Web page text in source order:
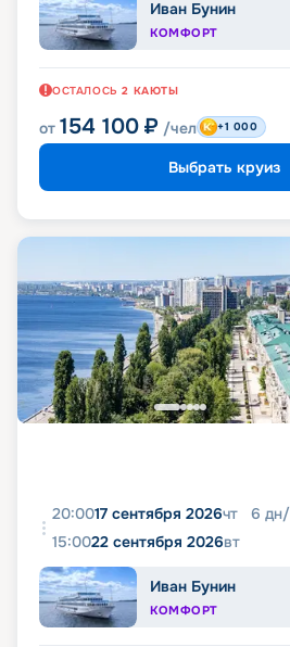
Иван Бунин
КОМФОРТ
ОСТАЛОСЬ 2 КАЮТЫ
от 154 100 ₽ /чел +1 000
Выбрать круиз
20:0017 сентября 2026чт 6 дн/
15:0022 сентября 2026вт
Иван Бунин
КОМФОРТ